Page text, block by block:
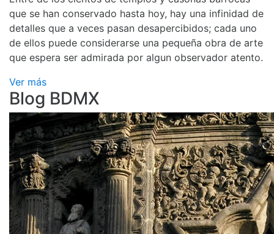
que se han conservado hasta hoy, hay una infinidad de
detalles que a veces pasan desapercibidos; cada uno
de ellos puede considerarse una pequeña obra de arte
que espera ser admirada por algun observador atento.
Ver más
Blog BDMX